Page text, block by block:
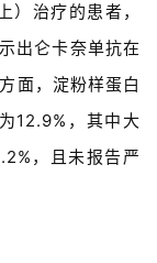
） 治疗的患者，
出仑卡奈单抗在
面， 淀粉样蛋白
12.9%，其中大
，且未报告严